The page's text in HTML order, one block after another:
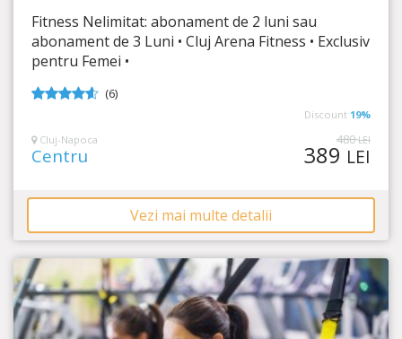
Timp Rămas
19:58:21
Fitness Nelimitat: abonament de 2 luni sau
abonament de 3 Luni • Cluj Arena Fitness • Exclusiv
pentru Femei •
(6)
Discount 19%
Cluj-Napoca
Centru
480LEI
389 LEI
Vezi mai multe detalii